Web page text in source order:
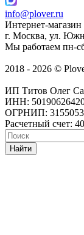
info@plover.ru
Интернет-магазин
г. Москва, ул.
Мы работаем пн-
2018 - 2026 ©
ИП Титов Олег
ИНН:
ОГРНИП:
Расчетный счет:
Найти